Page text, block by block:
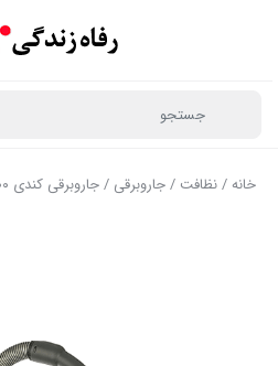
خانه/نظافت /جاروبرقی / جاروبرقی کندی ۲۳۰۰ وات مدل KCSR2300135